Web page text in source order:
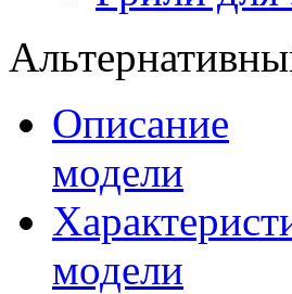
Описание
модели
модели